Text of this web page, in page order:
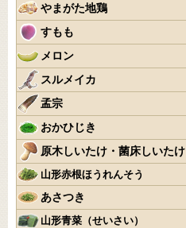
やまがた地鶏
すもも
メロン
スルメイカ
孟宗
おかひじき
原木しいたけ・菌床しいたけ
山形赤根ほうれんそう
あさつき
山形青菜（せいさい）